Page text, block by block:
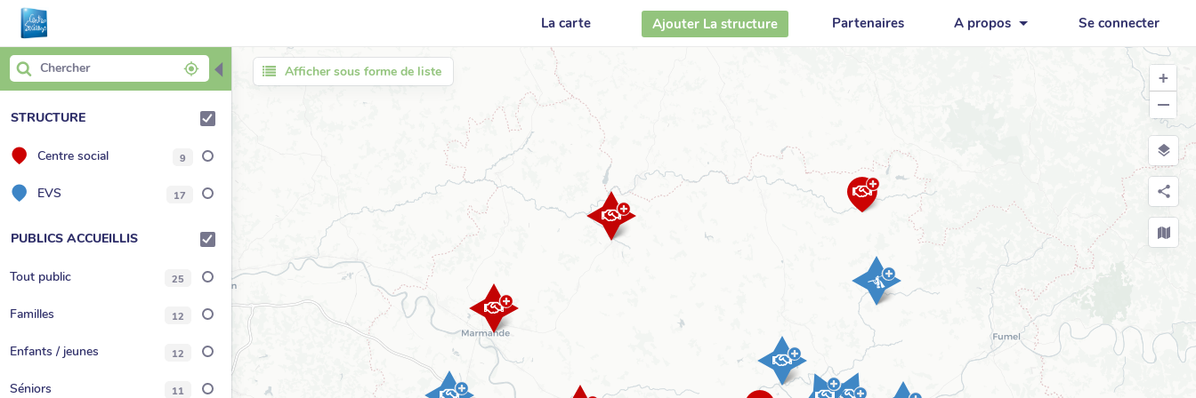
La carte Ajouter La structure Partenaires A propos Se connecter
◀
STRUCTURE
Centre social 9
EVS 17
PUBLICS ACCUEILLIS
Tout public 25
Familles 12
Enfants / jeunes 12
Séniors 11
Afficher sous forme de liste +
−